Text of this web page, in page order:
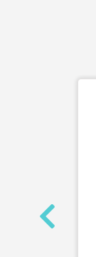
ساعت مچی